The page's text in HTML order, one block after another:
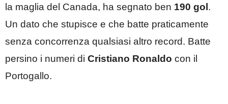
la maglia del Canada, ha segnato ben 190 gol .
Un dato che stupisce e che batte praticamente
senza concorrenza qualsiasi altro record. Batte
persino i numeri di Cristiano Ronaldo con il
Portogallo.